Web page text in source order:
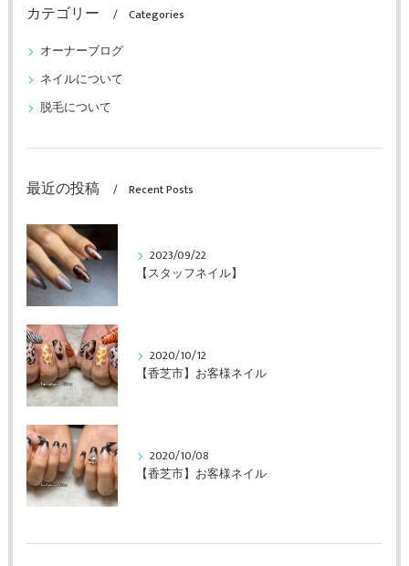
カテゴリー
Categories
オーナーブログ
ネイルについて
脱毛について
最近の投稿 Recent Posts
2023/09/22
【スタッフネイル】
2020/10/12
【香芝市】お客様ネイル
2020/10/08
【香芝市】お客様ネイル